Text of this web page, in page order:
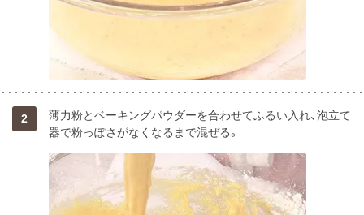
2
薄力粉とベーキングパウダーを合わせてふるい入れ、泡立て
器で粉っぽさがなくなるまで混ぜる。